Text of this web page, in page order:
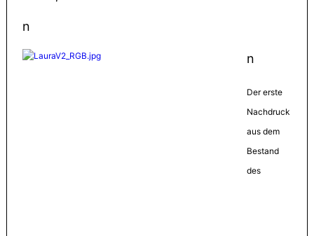
n
n
Der erste
Nachdruck
aus dem
Bestand
des